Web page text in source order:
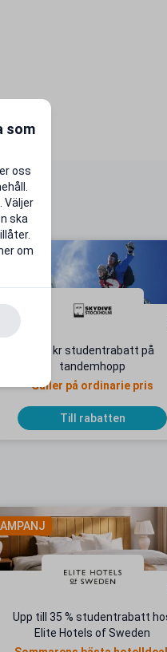
300 kr studentrabatt på
tandemhopp
Gäller på ordinarie pris
Till rabatten
Upp till 35 % studentrabatt
Elite Hotels of Sweden
som
oss
Väljer
ska
om